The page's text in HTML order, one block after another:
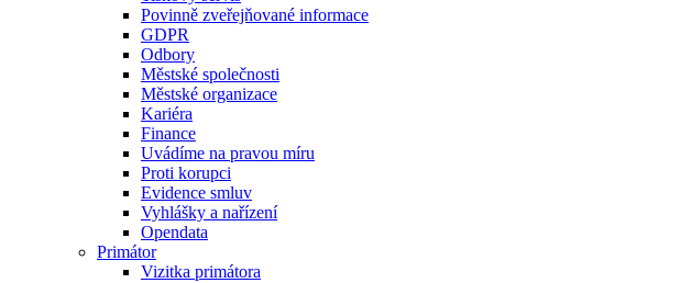
Povinně zveřejňované informace
GDPR
Odbory
Městské společnosti
Městské organizace
Kariéra
Finance
Uvádíme na pravou míru
Proti korupci
Evidence smluv
Vyhlášky a nařízení
Opendata
Primátor
Vizitka primátora